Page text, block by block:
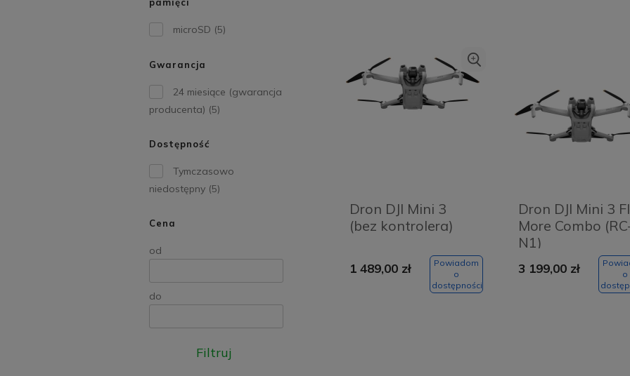
microSD (5)
Gwarancja
24 miesiące (gwarancja
producenta) (5)
Dostępność
Tymczasowo
niedostępny (5)
Cena
od
do
Filtruj
Dron DJI Mini 3
(bez kontrolera)
1 489,00 zł
Powiadom
o
dostępności
Dron DJI Mini 3
More Combo
N1)
3 199,00 zł
o